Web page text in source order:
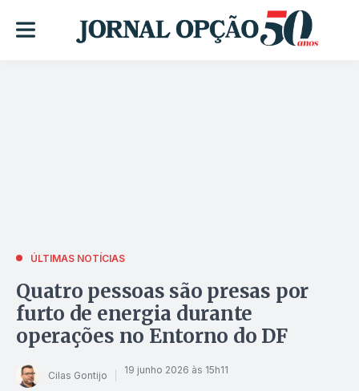
ÚLTIMAS NOTÍCIAS
Quatro pessoas são presas por
furto de energia durante
operações no Entorno do DF
Cilas Gontijo 19 junho 2026 às 15h11